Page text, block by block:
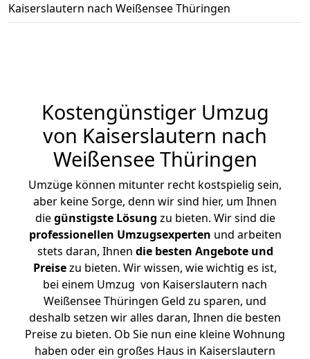
Kaiserslautern nach Weißensee Thüringen
Kostengünstiger Umzug
von Kaiserslautern nach
Weißensee Thüringen
Umzüge können mitunter recht kostspielig sein,
aber keine Sorge, denn wir sind hier, um Ihnen
diegünstigste Lösung zu bieten. Wir sind die
professionellen Umzugsexperten und arbeiten
stets daran, Ihnen die besten Angebote und
Preisezu bieten. Wir wissen, wie wichtig es ist,
bei einem Umzug von Kaiserslautern nach
Weißensee Thüringen Geld zu sparen, und
deshalb setzen wir alles daran, Ihnen die besten
Preise zu bieten. Ob Sie nun eine kleine Wohnung
haben oder ein großes Haus in Kaiserslautern